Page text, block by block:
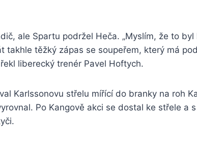
ale Spartu podržel Heča. „Myslím, že to byl
takhle těžký zápas se soupeřem, který má
liberecký trenér Pavel Hoftych.
Karlssonovu střelu mířící do branky na roh
Po Kangově akci se dostal ke střele a